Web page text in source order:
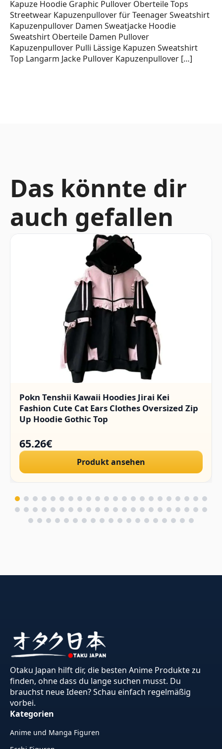
Kapuze Hoodie Graphic Pullover Oberteile Tops
Streetwear Kapuzenpullover für Teenager Sweatshirt
Kapuzenpullover Damen Sweatjacke Hoodie
Sweatshirt Oberteile Damen Pullover
Kapuzenpullover Pulli Lässige Kapuzen Sweatshirt
Top Langarm Jacke Pullover Kapuzenpullover […]
Das könnte dir
auch gefallen
Pokn Tenshii Kawaii Hoodies Jirai Kei
Fashion Cute Cat Ears Clothes Oversized Zip
Up Hoodie Gothic Top
65.26€
Produkt ansehen
Otaku Japan hilft dir, die besten Anime Produkte zu
finden, ohne dass du lange suchen musst. Du
brauchst neue Ideen? Schau einfach regelmäßig
vorbei.
Kategorien
Anime und Manga Figuren